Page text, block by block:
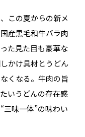
この夏からの新メ
産黒毛和牛バラ肉
た見た目も豪華な
かけ具材とうどん
くなる。牛肉の旨
いうどんの存在感
三味一体”の味わい